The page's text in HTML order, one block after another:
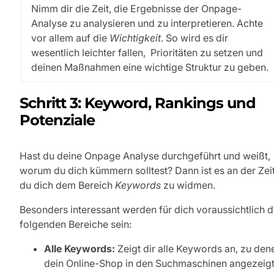
Nimm dir die Zeit, die Ergebnisse der Onpage-
Analyse zu analysieren und zu interpretieren. Achte
vor allem auf die Wichtigkeit. So wird es dir
wesentlich leichter fallen, Prioritäten zu setzen und
deinen Maßnahmen eine wichtige Struktur zu geben.
Schritt 3: Keyword, Rankings und
Potenziale
Hast du deine Onpage Analyse durchgeführt und weißt,
worum du dich kümmern solltest? Dann ist es an der
du dich dem Bereich Keywords zu widmen.
Besonders interessant werden für dich voraussichtlich
folgenden Bereiche sein:
Alle Keywords: Zeigt dir alle Keywords an, zu
dein Online-Shop in den Suchmaschinen angezeigt